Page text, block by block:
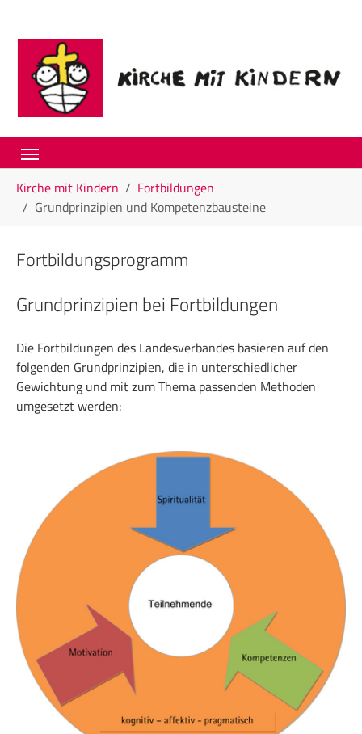
Skip to main navigation
Skip to main content
Skip to page footer
Kirche mit Kindern
Fortbildungen
Grundprinzipien und Kompetenzbausteine
Fortbildungsprogramm
Grundprinzipien bei Fortbildungen
Die Fortbildungen des Landesverbandes basieren auf den
folgenden Grundprinzipien, die in unterschiedlicher
Gewichtung und mit zum Thema passenden Methoden
umgesetzt werden:
Show larger version